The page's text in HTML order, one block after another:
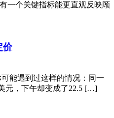
一个关键指标能更直观反映顾
价
能遇到过这样的情况：同一
元，下午却变成了22.5 […]